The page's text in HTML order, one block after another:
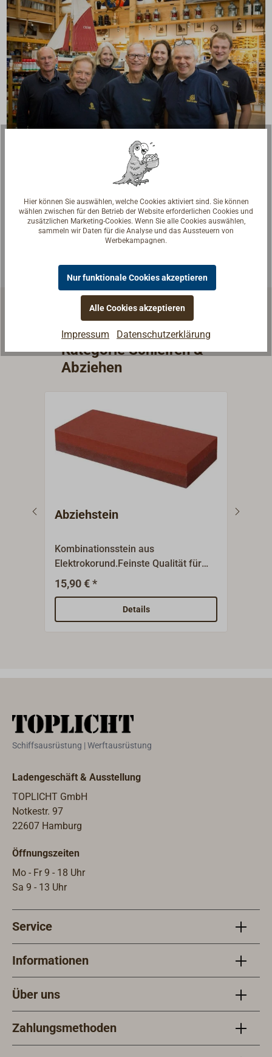
Fragen zum Artikel?
Reden Sie mit Handwerkern, Bootsbauern und
Seglerinnen. Wir verstehen Ihre Fragen und geben die
passende Antwort.
Experten kontaktieren
Weitere Artikel aus der
Kategorie Schleifen &
Abziehen
Abziehstein
Kombinationsstein aus
Elektrokorund.Feinste Qualität für
Wasser oder Öl.Eine Seite grob, eine
Seite fein.
15,90 € *
Details
Schiffsausrüstung | Werftausrüstung
Ladengeschäft & Ausstellung
TOPLICHT GmbH
Notkestr. 97
22607 Hamburg
Öffnungszeiten
Mo - Fr 9 - 18 Uhr
Sa 9 - 13 Uhr
Service
Informationen
Über uns
Zahlungsmethoden
Hier können Sie auswählen, welche Cookies aktiviert sind. Sie können
wählen zwischen für den Betrieb der Website erforderlichen Cookies und
zusätzlichen Marketing-Cookies. Wenn Sie alle Cookies auswählen,
sammeln wir Daten für die Analyse und das Aussteuern von
Werbekampagnen.
Nur funktionale Cookies akzeptieren
Alle Cookies akzeptieren
Impressum Datenschutzerklärung